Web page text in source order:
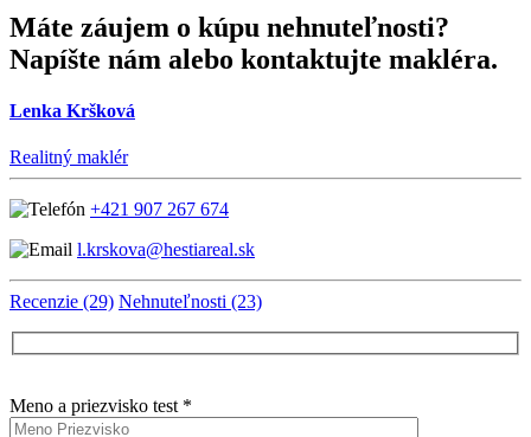
Máte záujem o kúpu nehnuteľnosti?
Napíšte nám alebo kontaktujte makléra.
Lenka Kršková
Realitný maklér
+421 907 267 674
l.krskova@hestiareal.sk
Recenzie (29) Nehnuteľnosti (23)
Meno a priezvisko test *